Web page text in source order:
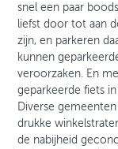
snel een paar
liefst door tot aan
zijn, en parkeren
kunnen
veroorzaken. En
geparkeerde fiets
Diverse
drukke
de nabijheid